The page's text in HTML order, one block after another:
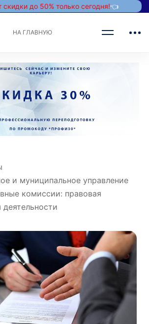
скидки до 50% только сегодня!👈
НА ГЛАВНУЮ
и муниципальное управление
комиссии: правовая
деятельности